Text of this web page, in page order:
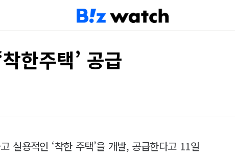
한주택’ 공급
실용적인 ‘착한 주택’을 개발, 공급한다고 11일